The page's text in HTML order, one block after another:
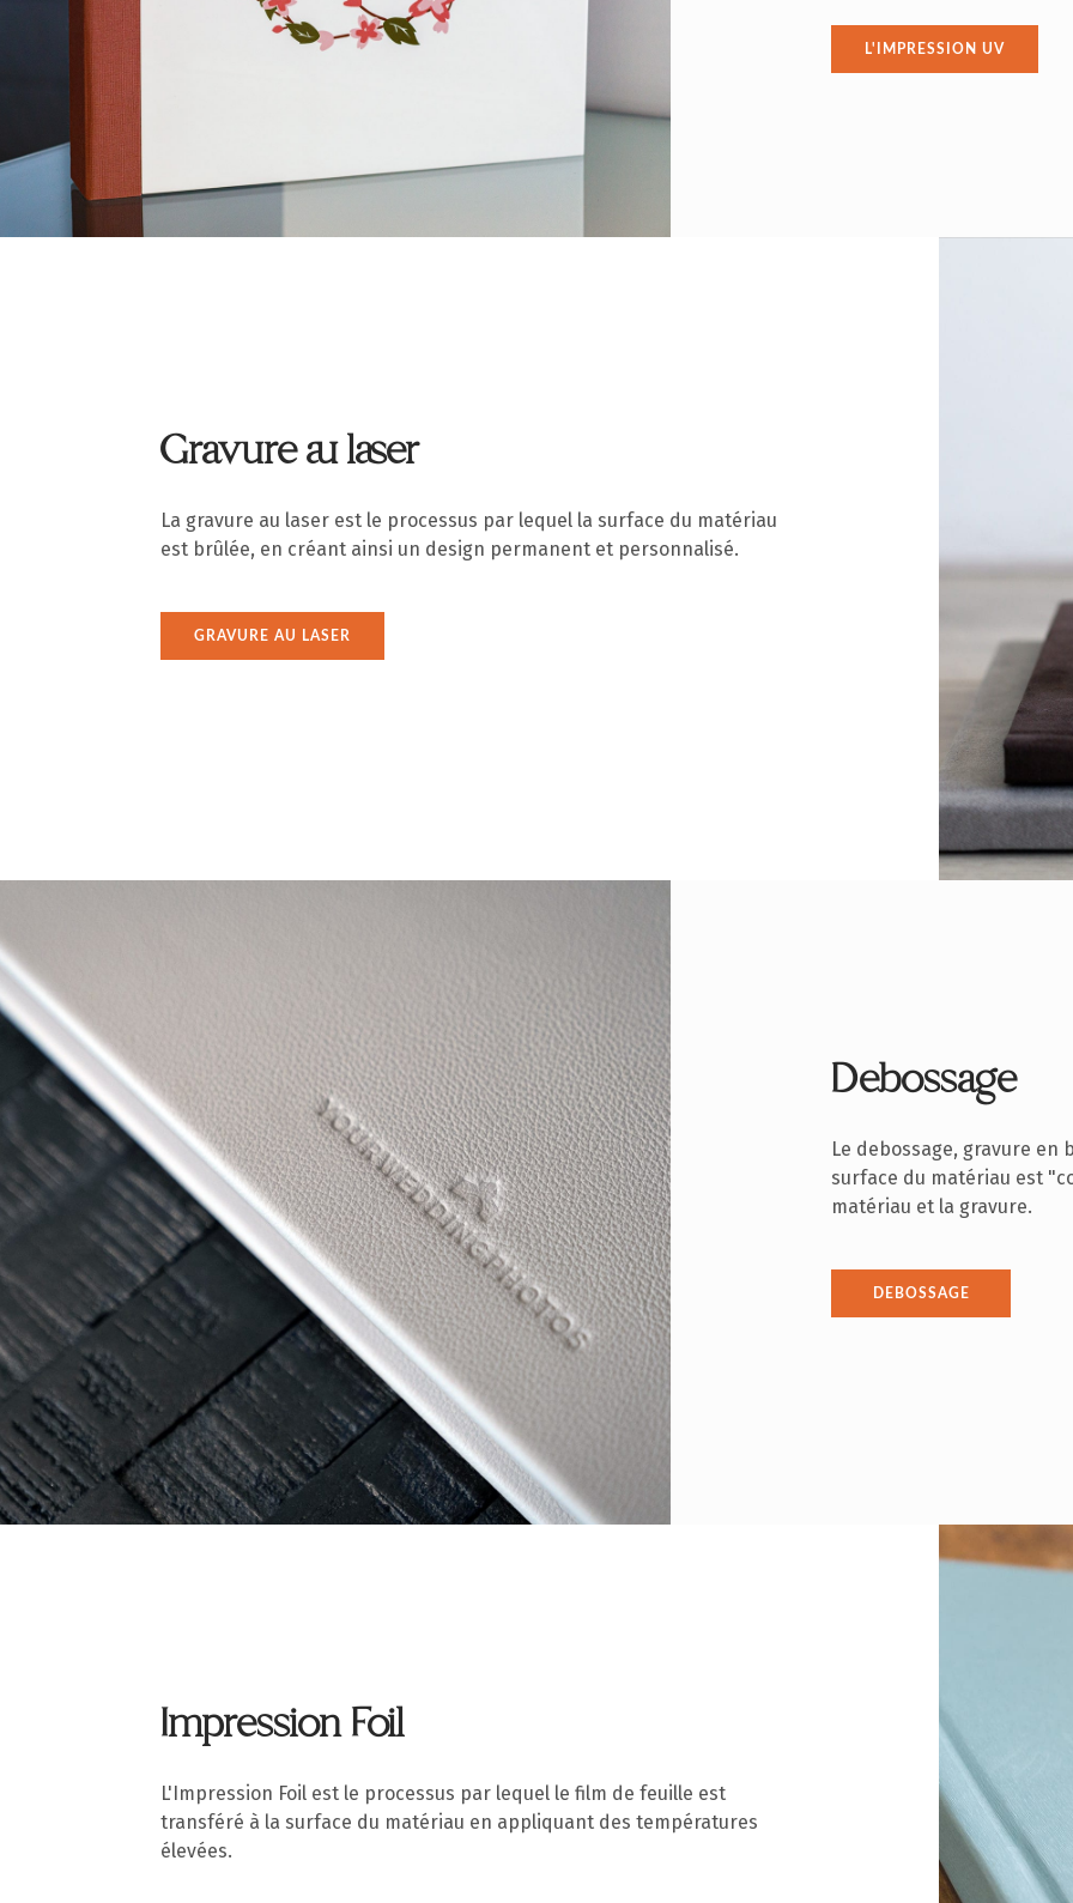
L'IMPRESSION UV
Gravure au laser
La gravure au laser est le processus par lequel la surface du matériau
est brûlée, en créant ainsi un design permanent et personnalisé.
GRAVURE AU LASER
Debossage
Le debossage, gravure en
surface du matériau est
matériau et la gravure.
DEBOSSAGE
Impression Foil
L'Impression Foil est le processus par lequel le film de feuille est
transféré à la surface du matériau en appliquant des températures
élevées.